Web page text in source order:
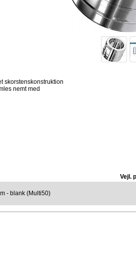
skorstenskonstruktion
nemt med
Vejl.
- blank (Multi50)